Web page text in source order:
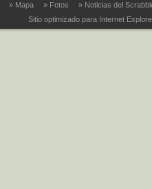
» Mapa » Fotos
» Noticias del
Sitio optimizado para Internet